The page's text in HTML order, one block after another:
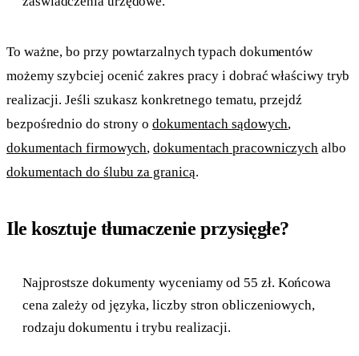
To ważne, bo przy powtarzalnych typach dokumentów
możemy szybciej ocenić zakres pracy i dobrać właściwy tryb
realizacji. Jeśli szukasz konkretnego tematu, przejdź
bezpośrednio do strony o dokumentach sądowych,
dokumentach firmowych,dokumentach pracowniczych albo
dokumentach do ślubu za granicą.
Ile kosztuje tłumaczenie przysięgłe?
Najprostsze dokumenty wyceniamy od 55 zł. Końcowa
cena zależy od języka, liczby stron obliczeniowych,
rodzaju dokumentu i trybu realizacji.